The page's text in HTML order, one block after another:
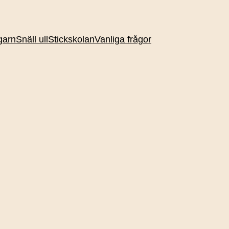
Snäll ull StickskolanVanliga frågor